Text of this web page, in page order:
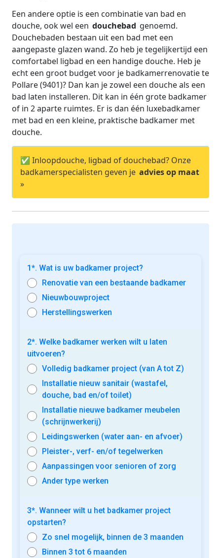
Een andere optie is een combinatie van bad en
douche, ook wel een douchebad genoemd.
Douchebaden bestaan uit een bad met een
aangepaste glazen wand. Zo heb je tegelijkertijd een
comfortabel ligbad en een handige douche. Heb je
echt een groot budget voor je badkamerrenovatie te
Pollare (9401)? Dan kan je zowel een douche als een
bad laten installeren. Dit kan in één grote badkamer
of in 2 aparte ruimtes. Er is dan één luxebadkamer
met bad en een kleine, praktische badkamer met
douche.
✅ Inloopdouche, ligbad of douchebad? Onze
badkamerspecialisten geven je advies op maat
»
1*. Wat is uw badkamer project?
Renovatie van een bestaande badkamer
Nieuwbouwproject
Herstellingswerken
2*. Welke badkamer werken wilt u laten
uitvoeren?
Volledig badkamer project (van A tot Z)
Installatie nieuw sanitair (wastafel,
douche, bad en/of toilet)
Installatie nieuwe badkamer meubelen
(schrijnwerkerij)
Leidingswerken (water aan- en afvoer)
Pleister-, verf- en/of tegelwerken
Aanpassingen voor senioren of zorg
Ander type werken
3*. Wanneer wilt u het badkamer project
opstarten?
Zo snel mogelijk, binnen de 3 maanden
Binnen 3 tot 6 maanden